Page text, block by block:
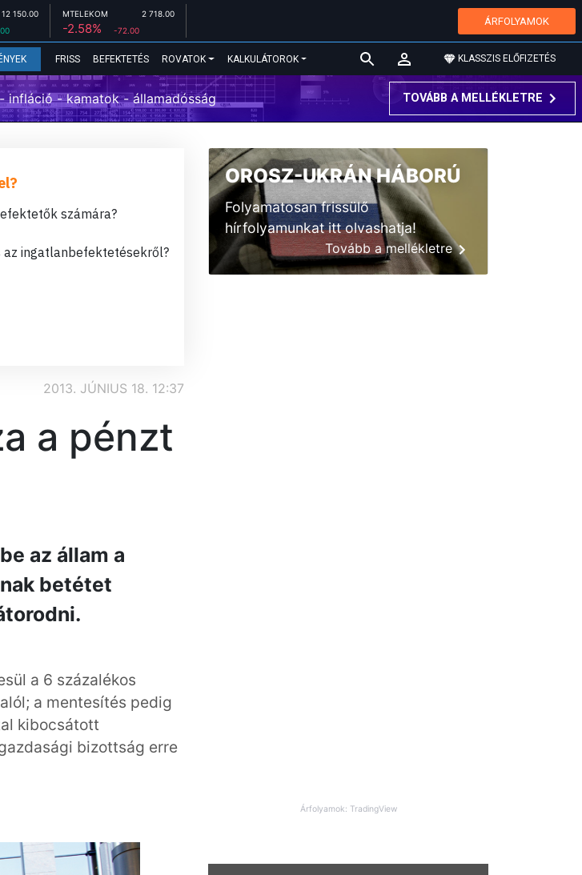
12 150.00 MTELEKOM 2 718.00
-2.58% -72.00
ÁRFOLYAMOK
FRISS BEFEKTETÉS ROVATOK KALKULÁTOROK KLASSZIS ELŐFIZETÉS
infláció - kamatok - államadósság TOVÁBB A MELLÉKLETRE
számára?
az ingatlanbefektetésekről?
2013. JÚNIUS 18. 12:37
a pénzt
az állam a
betétet
a 6 százalékos
a mentesítés pedig
kibocsátott
bizottság erre
OROSZ-UKRÁN HÁBORÚ
Folyamatosan frissülő
hírfolyamunkat itt olvashatja!
Tovább a mellékletre
Árfolyamok: TradingView